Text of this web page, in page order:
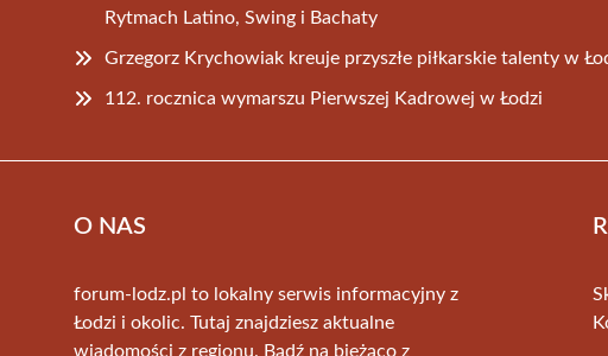
Rytmach Latino, Swing i Bachaty
Grzegorz Krychowiak kreuje przyszłe piłkarskie talenty w
112. rocznica wymarszu Pierwszej Kadrowej w Łodzi
O NAS
forum-lodz.pl to lokalny serwis informacyjny z
Łodzi i okolic. Tutaj znajdziesz aktualne
wiadomości z regionu. Bądź na bieżąco z